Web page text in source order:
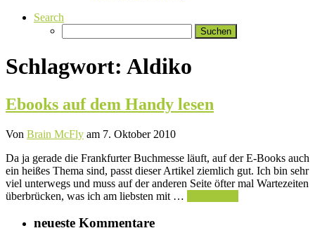
Search
nach:
Schlagwort: Aldiko
Ebooks auf dem Handy lesen
Von Brain McFly am 7. Oktober 2010
Da ja gerade die Frankfurter Buchmesse läuft, auf der E-Books auch
ein heißes Thema sind, passt dieser Artikel ziemlich gut. Ich bin sehr
viel unterwegs und muss auf der anderen Seite öfter mal Wartezeiten
überbrücken, was ich am liebsten mit …
neueste Kommentare